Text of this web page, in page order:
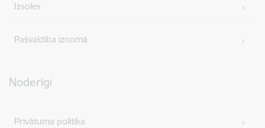
Izsoles
Pašvaldība iznomā
Noderīgi
Privātuma politika